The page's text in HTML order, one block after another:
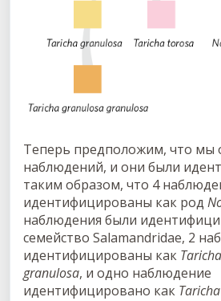
Теперь предположим, что мы
наблюдений, и они были
таким образом, что 4
идентифицированы как род
наблюдения были
семейство Salamandridae, 2
идентифицированы как
granulosa, и одно наблюдение
идентифицировано как